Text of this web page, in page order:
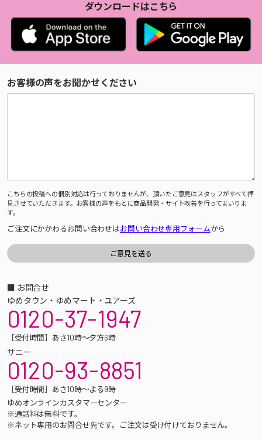
ダウンロードはこちら
お客様の声をお聞かせください
こちらの投稿への個別対応は行っておりませんが、頂いたご意見はスタッフがすべて拝
見させていただきます。お客様の声をもとに商品開発・サイト改善を行ってまいりま
す。
ご注文にかかわるお問い合わせはお問い合わせ専用フォームから
■ お問合せ
ゆめタウン・ゆめマート・ユアーズ
0120-37-1947
［受付時間］あさ10時～夕方6時
サニー
0120-93-8851
［受付時間］あさ10時～よる9時
ゆめオンラインカスタマーセンター
※通話料は無料です。
※ネット専用のお問合せ先です。ご注文は受け付けておりません。